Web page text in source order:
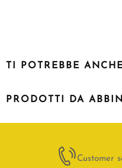
TI POTREBBE
PRODOTTI DA
Customer